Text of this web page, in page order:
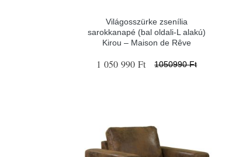
Világosszürke zsenília
sarokkanapé (bal oldali-L alakú)
Kirou – Maison de Rêve
1 050 990 Ft 1050990 Ft